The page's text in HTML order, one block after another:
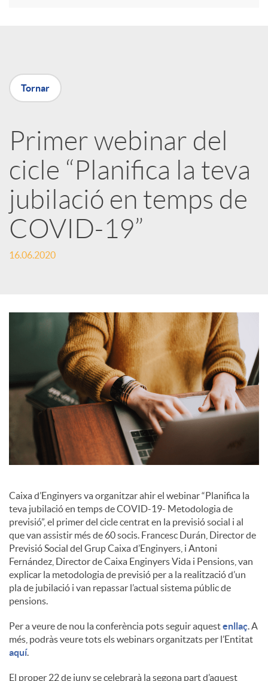
X
a
r
x
e
o
c
i
l
s
Tornar
Primer webinar del
cicle “Planifica la teva
jubilació en temps de
COVID-19”
16.06.2020
Caixa d’Enginyers va organitzar ahir el webinar “Planifica la
teva jubilació en temps de COVID-19- Metodologia de
previsió”, el primer del cicle centrat en la previsió social i al
que van assistir més de 60 socis. Francesc Durán, Director de
Previsió Social del Grup Caixa d’Enginyers, i Antoni
Fernández, Director de Caixa Enginyers Vida i Pensions, van
explicar la metodologia de previsió per a la realització d’un
pla de jubilació i van repassar l’actual sistema públic de
pensions.
Per a veure de nou la conferència pots seguir aquestenllaç. A
més, podràs veure tots els webinars organitzats per l’Entitat
aquí.
El proper 22 de juny se celebrarà la segona part d’aquest